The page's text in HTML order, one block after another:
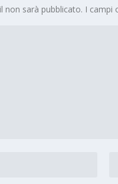
non sarà pubblicato. I campi